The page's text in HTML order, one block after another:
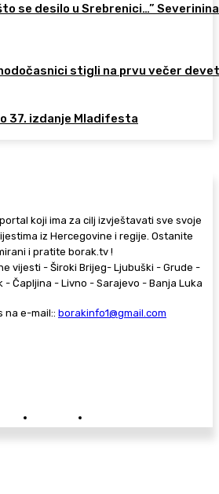
se desilo u Srebrenici…” Severinina
stigli na prvu večer
37. izdanje Mladifesta
koji ima za cilj izvještavati sve svoje
iz Hercegovine i regije. Ostanite
i pratite borak.tv !
vijesti - Široki Brijeg- Ljubuški - Grude -
- Čapljina - Livno - Sarajevo - Banja Luka
na e-mail:: borakinfo1@gmail.com